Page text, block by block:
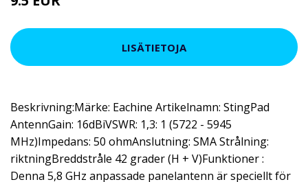
LISÄTIETOJA
Beskrivning:Märke: Eachine Artikelnamn: StingPad
AntennGain: 16dBiVSWR: 1,3: 1 (5722 - 5945
MHz)Impedans: 50 ohmAnslutning: SMA Strålning:
riktningBreddstråle 42 grader (H + V)Funktioner :
Denna 5,8 GHz anpassade panelantenn är speciellt för